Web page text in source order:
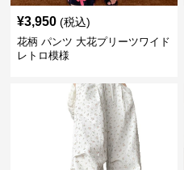
¥3,950 (税込)
花柄 パンツ 大花プリーツワイド
レトロ模様